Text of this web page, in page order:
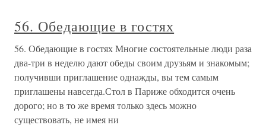
56. Обедающие в гостях
56. Обедающие в гостях Многие состоятельные люди раза
два-три в неделю дают обеды своим друзьям и знакомым;
получивши приглашение однажды, вы тем самым
приглашены навсегда.Стол в Париже обходится очень
дорого; но в то же время только здесь можно
существовать, не имея ни